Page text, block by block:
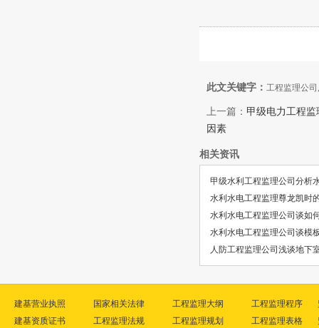
此文关键字： 工程监理公
上一篇： 甲级电力工程
因素
相关资讯
甲级水利工程监理公司分析
水利水电工程监理尊龙凯时
水利水电工程监理公司谈如
水利水电工程监理公司谈模
人防工程监理公司浅谈地下
建基营业执照
建基资质证书
国家相关法律
工程监理法规
工程监理大纲
工程监理规划
工程监理程序
工程监理表格